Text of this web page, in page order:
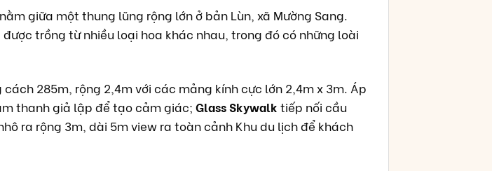
giữa một thung lũng rộng lớn ở bản Lùn, xã Mường Sang.
trồng từ nhiều loại hoa khác nhau, trong đó có những loài
285m, rộng 2,4m với các mảng kính cực lớn 2,4m x 3m. Áp
thanh giả lập để tạo cảm giác;Glass Skywalktiếp nối cầu
ra rộng 3m, dài 5m view ra toàn cảnh Khu du lịch để khách